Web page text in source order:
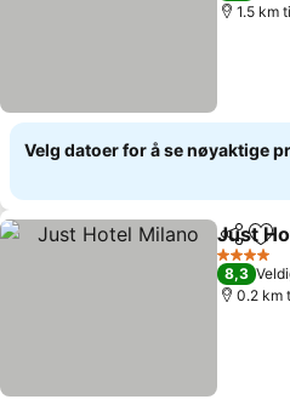
1.5 km
Velg datoer for å se nøyaktige
Del
Just
4 Stjerner
8,3
0.2 km